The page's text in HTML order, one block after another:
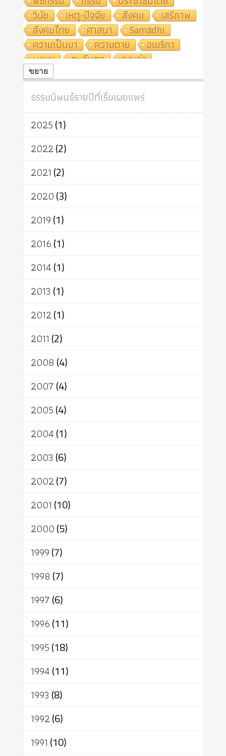
วินัย
เหตุ-ปัจจัย สังคม
เสรีภาพ
สังคมไทย
ศาสนา
Samādhi
ความเป็นมา
ความตาย
อเมริกา
พรหม
ตะวันตก
คุณค่า
ปฏิจจสมุปบาท
ศาสนาประจำชาติ
อินเดีย
ผู้บริโภค
ธรรมาธิปไตย
จักร
การแยกรัฐกับศาสนา
ธรรมชาติ
เทคโนโลยี
สิทธิ
พุทธบริษัท
อัตถะ
เทวดา
ขยาย
ธรรมนิพนธ์รายปีที่เริ่มเผยแพร่
2025(1)
2022(2)
2021 (2)
2020(3)
2019(1)
2016(1)
2014(1)
2013 (1)
2012(1)
2011 (2)
2008 (4)
2007(4)
2005(4)
2004(1)
2003 (6)
2002(7)
2001 (10)
2000(5)
1999(7)
1998 (7)
1997(6)
1996(11)
1995(18)
1994(11)
1993 (8)
1992(6)
1991 (10)